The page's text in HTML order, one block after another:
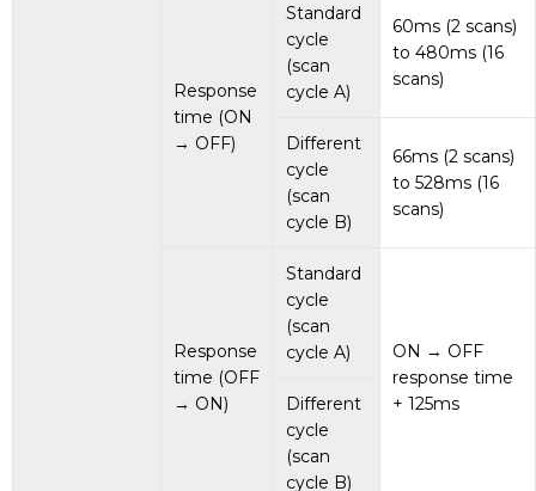
Response
time (ON
→ OFF)
Standard
cycle
(scan
cycle A)
60ms (2 scans)
to 480ms (16
scans)
Different
cycle
(scan
cycle B)
66ms (2 scans)
to 528ms (16
scans)
Response
time (OFF
→ ON)
Standard
cycle
(scan
cycle A)
ON → OFF
response time
+ 125ms
Different
cycle
(scan
cycle B)